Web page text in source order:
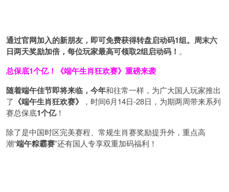
通过官网加入的新朋友，即可免费获得转盘启动码1组。周末六
日两天奖励加倍，每位玩家最高可领取2组启动码！ 。
总保底1个亿！
《端午生肖狂欢赛》重磅来袭
随着端午佳节即将来临，今年和往常一样，为广大国人玩家推出
了 《端午生肖狂欢赛》
，时间6月14日-28日，为期两周带来系列
赛总保底1个亿！
除了是中国时区完美赛程、常规生肖赛奖励提升外，重点高
潮“端午粽霸赛”还有国人专享双重加码福利！